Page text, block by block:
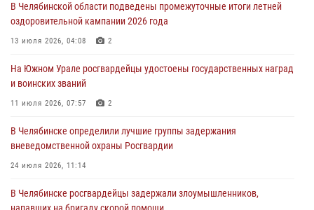
На Южном Урале сотрудники Росгвардии задержали
подозреваемого в совершении убийства
В Челябинской области росгвардейцами по горячим следам
задержан подозреваемый в грабеже
В Челябинской области подведены промежуточные итоги летней
оздоровительной кампании 2026 года
13 июля 2026, 04:08 2
На Южном Урале росгвардейцы удостоены государственных наград
и воинских званий
11 июля 2026, 07:57 2
В Челябинске определили лучшие группы задержания
вневедомственной охраны Росгвардии
24 июля 2026, 11:14
В Челябинске росгвардейцы задержали злоумышленников,
напавших на бригаду скорой помощи